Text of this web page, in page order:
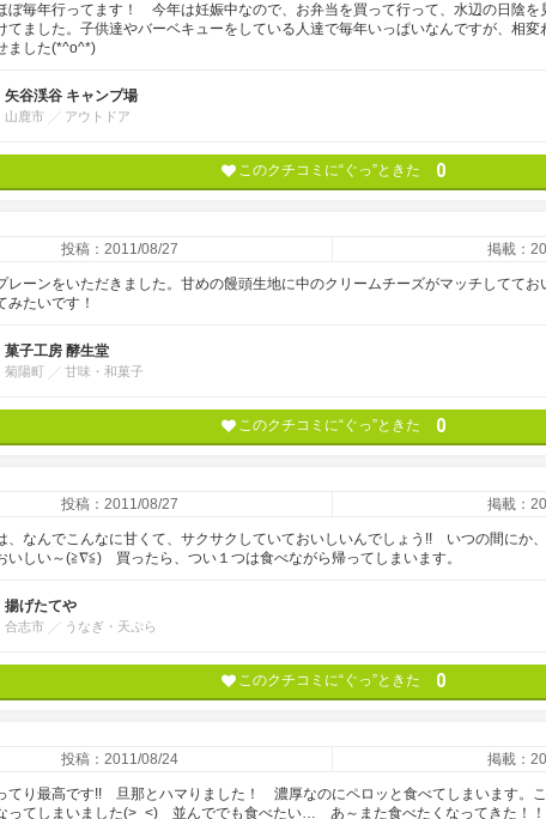
ぼ毎年行ってます！ 今年は妊娠中なので、お弁当を買って行って、水辺の日陰を
てました。子供達やバーベキューをしている人達で毎年いっぱいなんですが、相変
ました(*^o^*)
矢谷渓谷 キャンプ場
山鹿市 アウトドア
このクチコミに“ぐっ”ときた 0
投稿：2011/08/27 掲載：
レーンをいただきました。甘めの饅頭生地に中のクリームチーズがマッチしてて
みたいです！
菓子工房 酵生堂
菊陽町 甘味・和菓子
このクチコミに“ぐっ”ときた 0
投稿：2011/08/27 掲載：
、なんでこんなに甘くて、サクサクしていておいしいんでしょう!! いつの間にか
いしい～(≧∇≦) 買ったら、つい１つは食べながら帰ってしまいます。
揚げたてや
合志市 うなぎ・天ぷら
このクチコミに“ぐっ”ときた 0
投稿：2011/08/24 掲載：
てり最高です!! 旦那とハマりました！ 濃厚なのにペロッと食べてしまいます。
ってしまいました(>_<) 並んででも食べたい… あ～また食べたくなってきた！